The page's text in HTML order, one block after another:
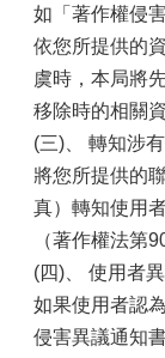
如「著作權侵
依您所提供的
虞時，本局將
移除時的相關
(三)、 轉知涉
將您所提供的
真）轉知使用
（著作權法第
(四)、 使用者
如果使用者認
侵害異議通知